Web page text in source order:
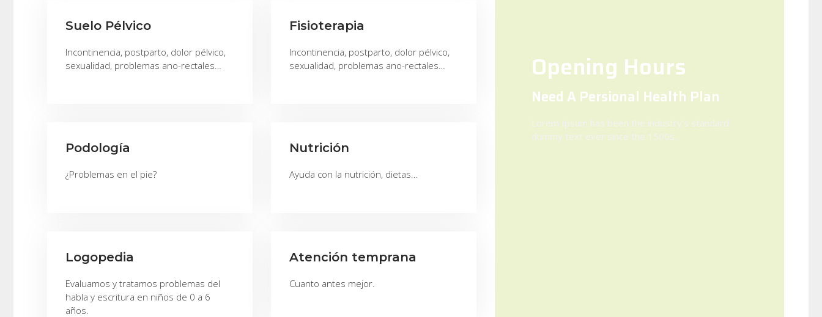
Suelo Pélvico
Incontinencia, postparto, dolor pélvico,
sexualidad, problemas ano-rectales…
Fisioterapia
Incontinencia, postparto, dolor pélvico,
sexualidad, problemas ano-rectales…
Podología
¿Problemas en el pie?
Nutrición
Ayuda con la nutrición, dietas…
Logopedia
Evaluamos y tratamos problemas del
habla y escritura en niños de 0 a 6
años.
Atención temprana
Cuanto antes mejor.
Opening Hours
Need A Persional Health Plan
Lorem Ipsum has been the industry’s standard
dummy text ever since the 1500s.